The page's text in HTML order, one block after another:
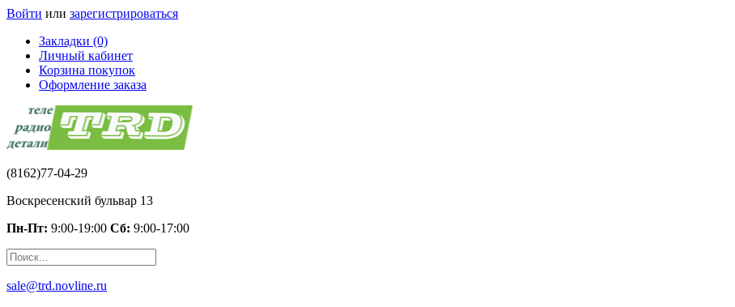
Войти или зарегистрироваться
Закладки (0)
Личный кабинет
Корзина покупок
Оформление заказа
(8162)77-04-29
Воскресенский бульвар 13
Пн-Пт: 9:00-19:00 Сб: 9:00-17:00
sale@trd.novline.ru